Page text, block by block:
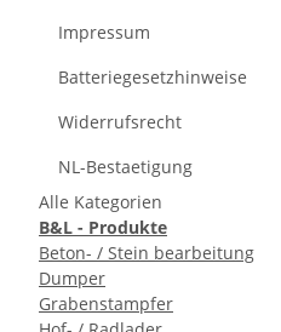
Impressum
Batteriegesetzhinweise
Widerrufsrecht
NL-Bestaetigung
Alle Kategorien
B&L - Produkte
Beton- / Stein bearbeitung
Dumper
Grabenstampfer